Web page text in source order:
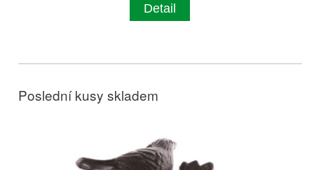
Detail
Poslední kusy skladem